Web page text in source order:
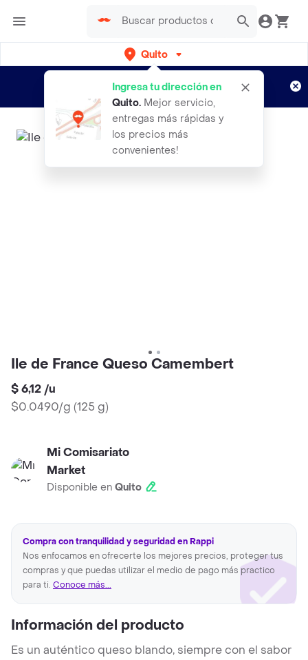
Quito
Ingresa tu dirección en
Quito. Mejor servicio,
entregas más rápidas y
los precios más
convenientes!
envíos gratis por semanas
Aplican TyC
Ile de France Queso Camembert
$ 6,12 /u
$0.0490/g (125 g)
Mi Comisariato
Market
Disponible en Quito
Compra con tranquilidad y seguridad en Rappi
Nos enfocamos en ofrecerte los mejores precios, proteger tus
compras y que puedas utilizar el medio de pago más practico
para ti. Conoce más...
Información del producto
Es un auténtico queso blando, siempre con el sabor